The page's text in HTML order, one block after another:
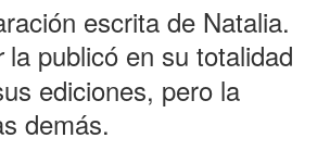
escrita de Natalia.
la publicó en su totalidad
ediciones, pero la
demás.